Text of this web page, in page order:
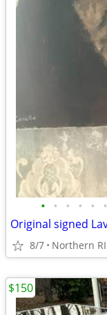
• • • • • •
8/7 Northern RI
$150